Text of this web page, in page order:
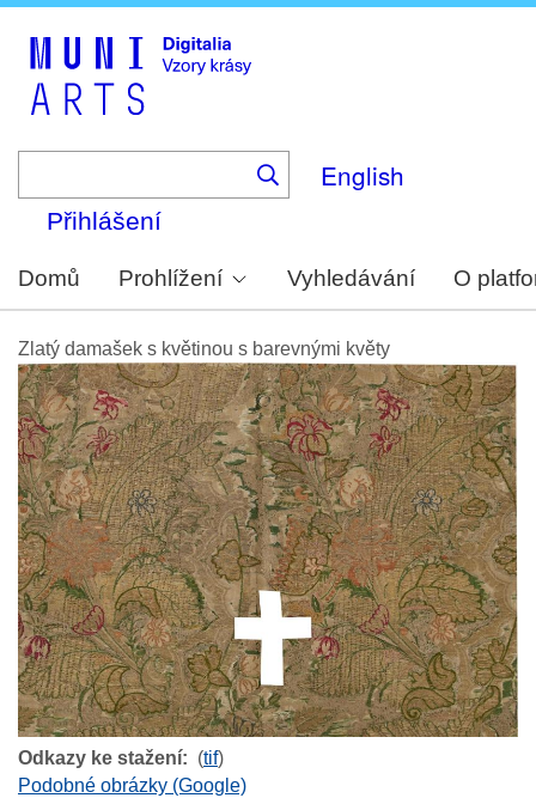
English
Přihlášení
Domů Prohlížení Vyhledávání O
Zlatý damašek s květinou s barevnými květy
Odkazy ke stažení (tif)
Podobné obrázky (Google)